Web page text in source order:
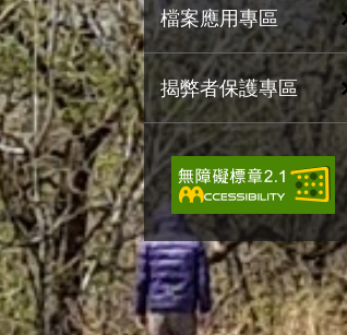
檔案應用專區
揭弊者保護專區